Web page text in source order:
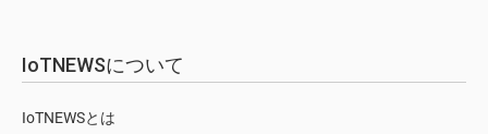
IoTNEWSについて
IoTNEWSとは